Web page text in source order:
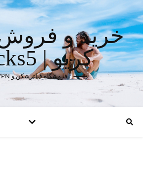
کریو | Socks5
فروشگاه فیلترشکن و VPN